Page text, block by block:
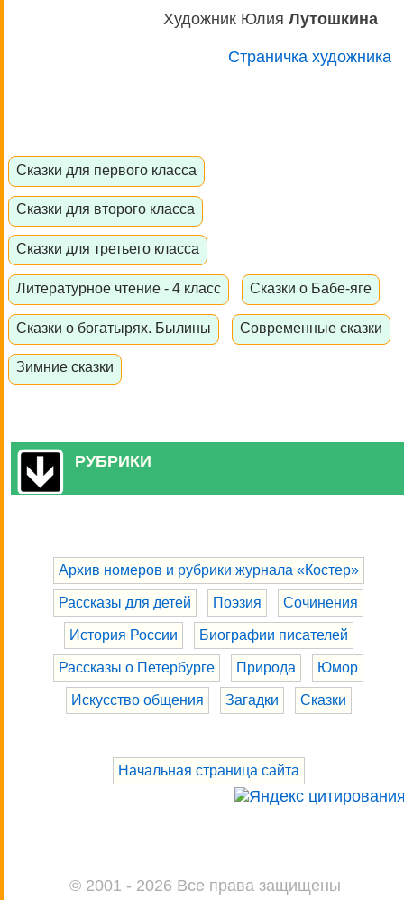
Художник Юлия Лутошкина
Страничка художника
Сказки для первого класса
Сказки для второго класса
Сказки для третьего класса
Литературное чтение - 4 класс Сказки о Бабе-яге
Сказки о богатырях. Былины Современные сказки
Зимние сказки
РУБРИКИ
Архив номеров и рубрики журнала «Костер»
Рассказы для детей Поэзия Сочинения
История России Биографии писателей
Рассказы о Петербурге Природа Юмор
Искусство общения Загадки Сказки
Начальная страница сайта
© 2001 - 2026 Все права защищены